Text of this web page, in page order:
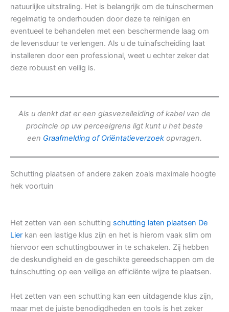
natuurlijke uitstraling. Het is belangrijk om de tuinschermen
regelmatig te onderhouden door deze te reinigen en
eventueel te behandelen met een beschermende laag om
de levensduur te verlengen. Als u de tuinafscheiding laat
installeren door een professional, weet u echter zeker dat
deze robuust en veilig is.
Als u denkt dat er een glasvezelleiding of kabel van de
procincie op uw perceelgrens ligt kunt u het beste
een Graafmelding of Oriëntatieverzoek opvragen.
Schutting plaatsen of andere zaken zoals maximale hoogte
hek voortuin
Het zetten van een schutting schutting laten plaatsen De
Lier kan een lastige klus zijn en het is hierom vaak slim om
hiervoor een schuttingbouwer in te schakelen. Zij hebben
de deskundigheid en de geschikte gereedschappen om de
tuinschutting op een veilige en efficiënte wijze te plaatsen.
Het zetten van een schutting kan een uitdagende klus zijn,
maar met de juiste benodigdheden en tools is het zeker